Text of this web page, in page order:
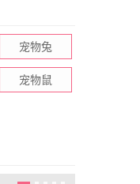
宠物兔
宠物鼠